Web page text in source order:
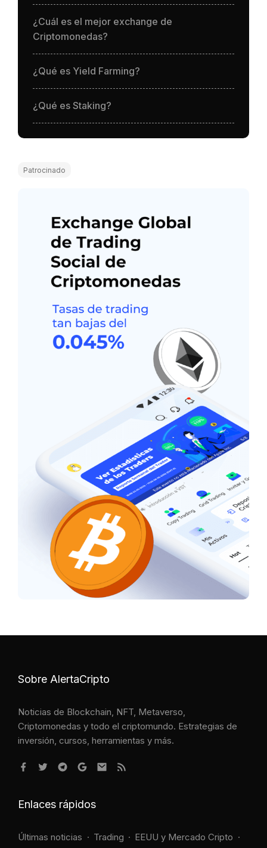
¿Cuál es el mejor exchange de
Criptomonedas?
¿Qué es Yield Farming?
¿Qué es Staking?
Patrocinado
Sobre AlertaCripto
Noticias de Blockchain, NFT, Metaverso,
Criptomonedas y todo el criptomundo. Estrategias de
inversión, cursos, herramientas y más.
Enlaces rápidos
Últimas noticias Trading EEUU y Mercado Cripto